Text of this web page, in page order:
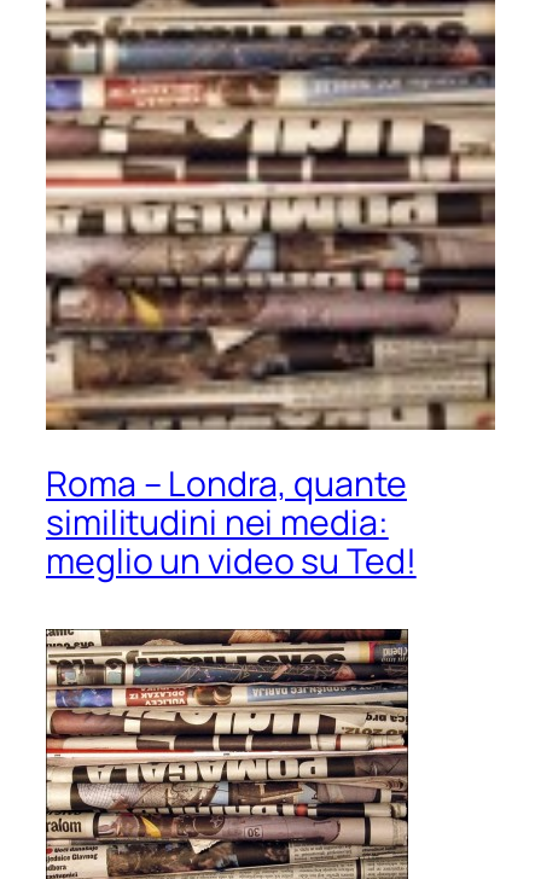
Roma – Londra, quante
similitudini nei media:
meglio un video su Ted!